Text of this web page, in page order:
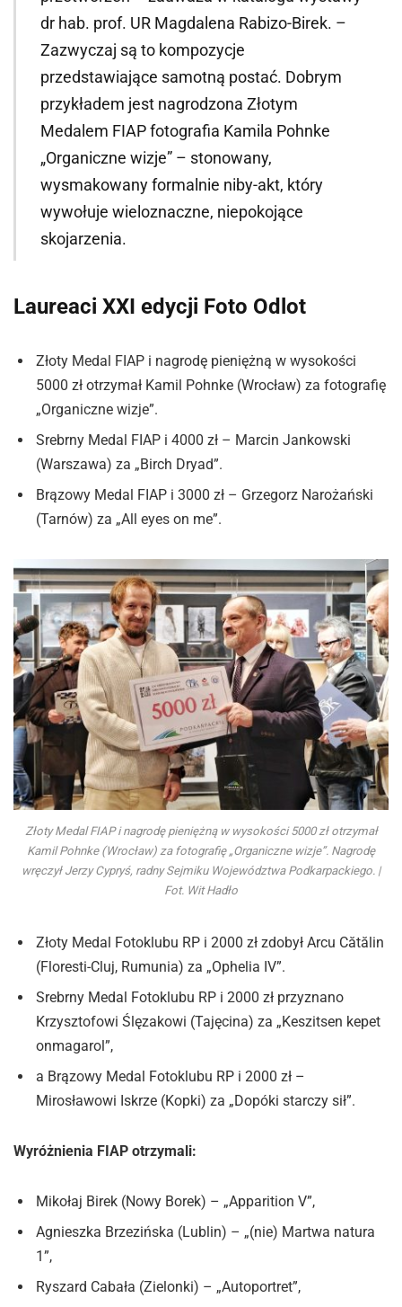
dr hab. prof. UR Magdalena Rabizo-Birek. –
Zazwyczaj są to kompozycje
przedstawiające samotną postać. Dobrym
przykładem jest nagrodzona Złotym
Medalem FIAP fotografia Kamila Pohnke
„Organiczne wizje” – stonowany,
wysmakowany formalnie niby-akt, który
wywołuje wieloznaczne, niepokojące
skojarzenia.
Laureaci XXI edycji Foto Odlot
Złoty Medal FIAP i nagrodę pieniężną w wysokości
5000 zł otrzymał Kamil Pohnke (Wrocław) za fotografię
„Organiczne wizje”.
Srebrny Medal FIAP i 4000 zł – Marcin Jankowski
(Warszawa) za „Birch Dryad”.
Brązowy Medal FIAP i 3000 zł – Grzegorz Narożański
(Tarnów) za „All eyes on me”.
Złoty Medal FIAP i nagrodę pieniężną w wysokości 5000 zł otrzymał
Kamil Pohnke (Wrocław) za fotografię „Organiczne wizje”. Nagrodę
wręczył Jerzy Cypryś, radny Sejmiku Województwa Podkarpackiego. |
Fot. Wit Hadło
Złoty Medal Fotoklubu RP i 2000 zł zdobył Arcu Cătălin
(Floresti-Cluj, Rumunia) za „Ophelia IV”.
Srebrny Medal Fotoklubu RP i 2000 zł przyznano
Krzysztofowi Ślęzakowi (Tajęcina) za „Keszitsen kepet
onmagarol”,
a Brązowy Medal Fotoklubu RP i 2000 zł –
Mirosławowi Iskrze (Kopki) za „Dopóki starczy sił”.
Wyróżnienia FIAP otrzymali:
Mikołaj Birek (Nowy Borek) – „Apparition V”,
Agnieszka Brzezińska (Lublin) – „(nie) Martwa natura
1”,
Ryszard Cabała (Zielonki) – „Autoportret”,